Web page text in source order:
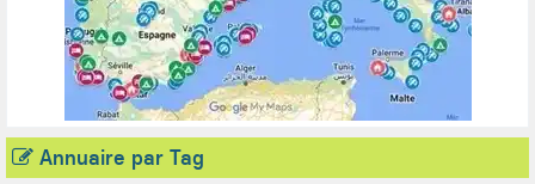
Annuaire par Tag